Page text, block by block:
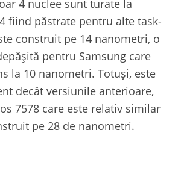
4 nuclee sunt turate la
fiind păstrate pentru alte task-
construit pe 14 nanometri, o
pentru Samsung care
la 10 nanometri. Totuși, este
decât versiunile anterioare,
7578 care este relativ similar
pe 28 de nanometri.